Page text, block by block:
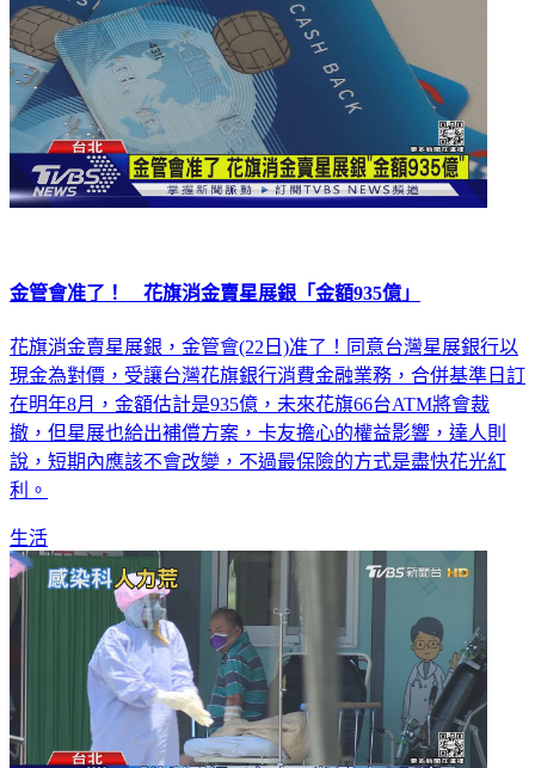
金管會准了！ 花旗消金賣星展銀「金額935億」
花旗消金賣星展銀，金管會(22日)准了！同意台灣星展銀行以
現金為對價，受讓台灣花旗銀行消費金融業務，合併基準日訂
在明年8月，金額估計是935億，未來花旗66台ATM將會裁
撤，但星展也給出補償方案，卡友擔心的權益影響，達人則
說，短期內應該不會改變，不過最保險的方式是盡快花光紅
利。
生活